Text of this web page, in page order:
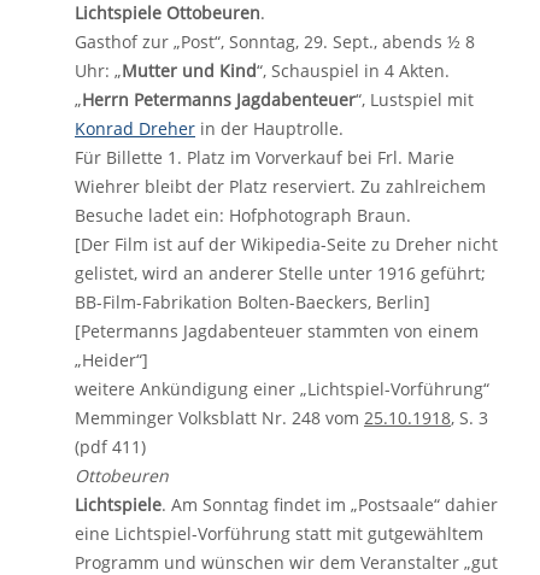
Lichtspiele Ottobeuren.
Gasthof zur „Post“, Sonntag, 29. Sept., abends ½ 8
Uhr: „Mutter und Kind“, Schauspiel in 4 Akten.
„Herrn Petermanns Jagdabenteuer“, Lustspiel mit
Konrad Dreher in der Hauptrolle.
Für Billette 1. Platz im Vorverkauf bei Frl. Marie
Wiehrer bleibt der Platz reserviert. Zu zahlreichem
Besuche ladet ein: Hofphotograph Braun.
[Der Film ist auf der Wikipedia-Seite zu Dreher nicht
gelistet, wird an anderer Stelle unter 1916 geführt;
BB-Film-Fabrikation Bolten-Baeckers, Berlin]
[Petermanns Jagdabenteuer stammten von einem
„Heider“]
weitere Ankündigung einer „Lichtspiel-Vorführung“
Memminger Volksblatt Nr. 248 vom 25.10.1918, S. 3
(pdf 411)
Ottobeuren
Lichtspiele. Am Sonntag findet im „Postsaale“ dahier
eine Lichtspiel-Vorführung statt mit gutgewähltem
Programm und wünschen wir dem Veranstalter „gut